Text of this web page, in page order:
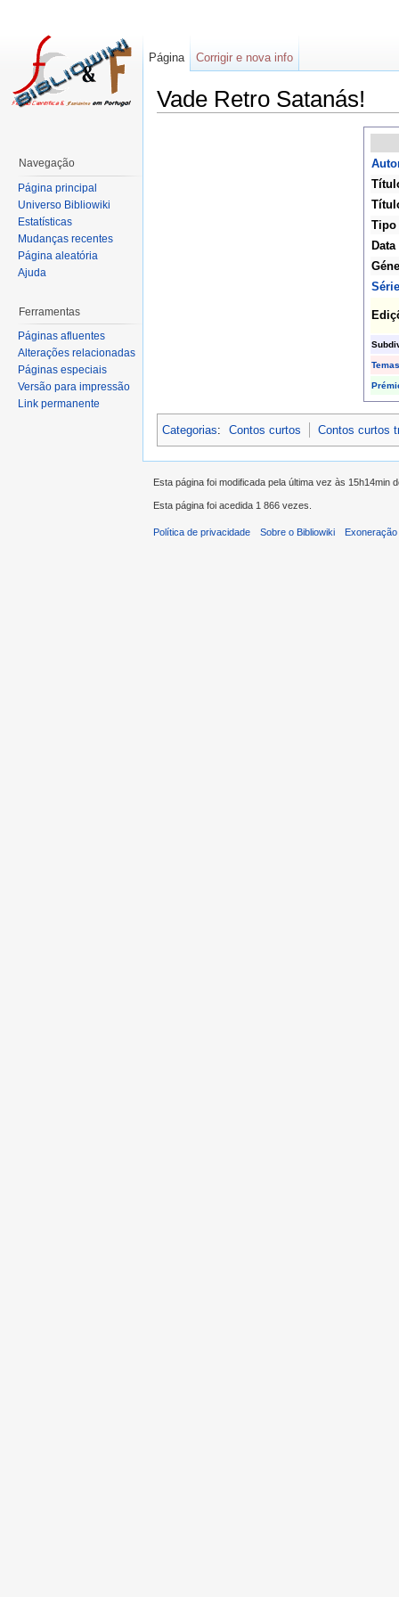
Vade Retro Satanás!
Tipo
Série
Temas
Categorias: Contos curtos Contos curtos
Página Corrigir e nova info
Navegação
Página principal
Universo Bibliowiki
Estatísticas
Mudanças recentes
Página aleatória
Ajuda
Ferramentas
Páginas afluentes
Alterações relacionadas
Páginas especiais
Versão para impressão
Link permanente
Esta página foi modificada pela última vez às 15h14min
Esta página foi acedida 1 866 vezes.
Política de privacidade Sobre o Bibliowiki